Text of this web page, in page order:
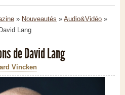
» Nouveautés » Audio&Vidéo »
Lang
de David Lang
Vincken